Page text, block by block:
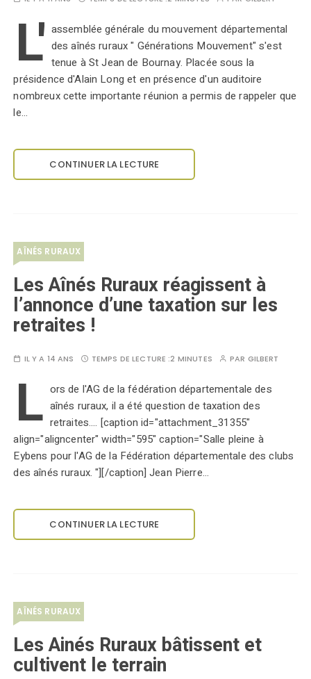
L' assemblée générale du mouvement départemental
des aînés ruraux " Générations Mouvement" s'est
tenue à St Jean de Bournay. Placée sous la
présidence d'Alain Long et en présence d'un auditoire
nombreux cette importante réunion a permis de rappeler que
le…
CONTINUER LA LECTURE
AÎNÉS RURAUX
Les Aînés Ruraux réagissent à
l’annonce d’une taxation sur les
retraites !
IL Y A 14 ANS TEMPS DE LECTURE :2 MINUTES PAR GILBERT
L ors de l'AG de la fédération départementale des
aînés ruraux, il a été question de taxation des
retraites.... [caption id="attachment_31355"
align="aligncenter" width="595" caption="Salle pleine à
Eybens pour l'AG de la Fédération départementale des clubs
des aînés ruraux. "][/caption] Jean Pierre…
CONTINUER LA LECTURE
AÎNÉS RURAUX
Les Ainés Ruraux bâtissent et
cultivent le terrain